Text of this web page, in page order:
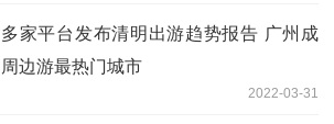
多家平台发布清明出游趋势报告 广州成
周边游最热门城市
2022-03-31